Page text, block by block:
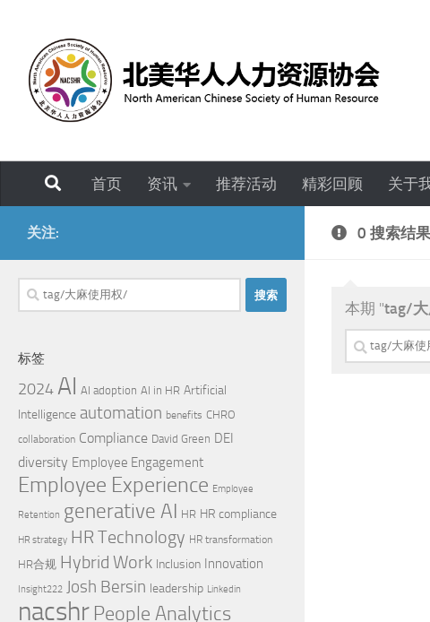
首页 资讯 推荐活动 精彩回顾 关于
0 搜索结果
本期 "tag/
搜
索：
关注:
搜
索：
标签
2024 AI AI adoption AI in HR Artificial
Intelligence automation benefits CHRO
collaboration Compliance David Green DEI
diversity Employee Engagement
Employee Experience Employee
Retention generative AI HR HR compliance
HR strategy HR Technology HR transformation
HR合规 Hybrid Work Inclusion Innovation
Insight222 Josh Bersin leadership Linkedin
nacshr People Analytics